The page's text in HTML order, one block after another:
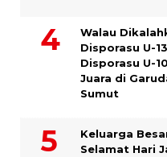
Walau
Disporasu U-
Disporasu U-
Juara di
Sumut
Keluarga
Selamat Hari